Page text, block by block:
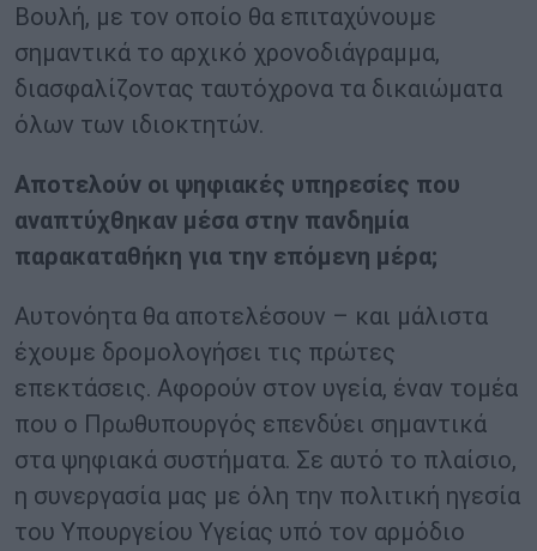
Βουλή, με τον οποίο θα επιταχύνουμε
σημαντικά το αρχικό χρονοδιάγραμμα,
διασφαλίζοντας ταυτόχρονα τα δικαιώματα
όλων των ιδιοκτητών.
Αποτελούν οι ψηφιακές υπηρεσίες που
αναπτύχθηκαν μέσα στην πανδημία
παρακαταθήκη για την επόμενη μέρα;
Αυτονόητα θα αποτελέσουν – και μάλιστα
έχουμε δρομολογήσει τις πρώτες
επεκτάσεις. Αφορούν στον υγεία, έναν τομέα
που ο Πρωθυπουργός επενδύει σημαντικά
στα ψηφιακά συστήματα. Σε αυτό το πλαίσιο,
η συνεργασία μας με όλη την πολιτική ηγεσία
του Υπουργείου Υγείας υπό τον αρμόδιο